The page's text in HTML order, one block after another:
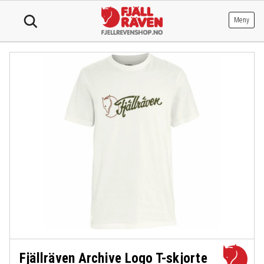
Meny
Fjällräven Archive Logo T-skjorte